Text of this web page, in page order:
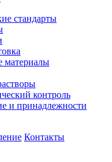
стандарты
материалы
контроль
и принадлежности
Контакты